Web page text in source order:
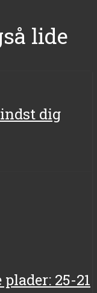
lide
dig
plader: 25-21